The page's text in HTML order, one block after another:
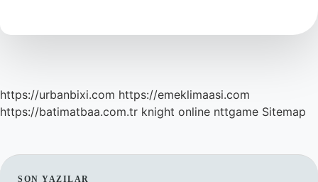
https://urbanbixi.com https://emeklimaasi.com
https://batimatbaa.com.tr knight online nttgame Sitemap
SON YAZILAR